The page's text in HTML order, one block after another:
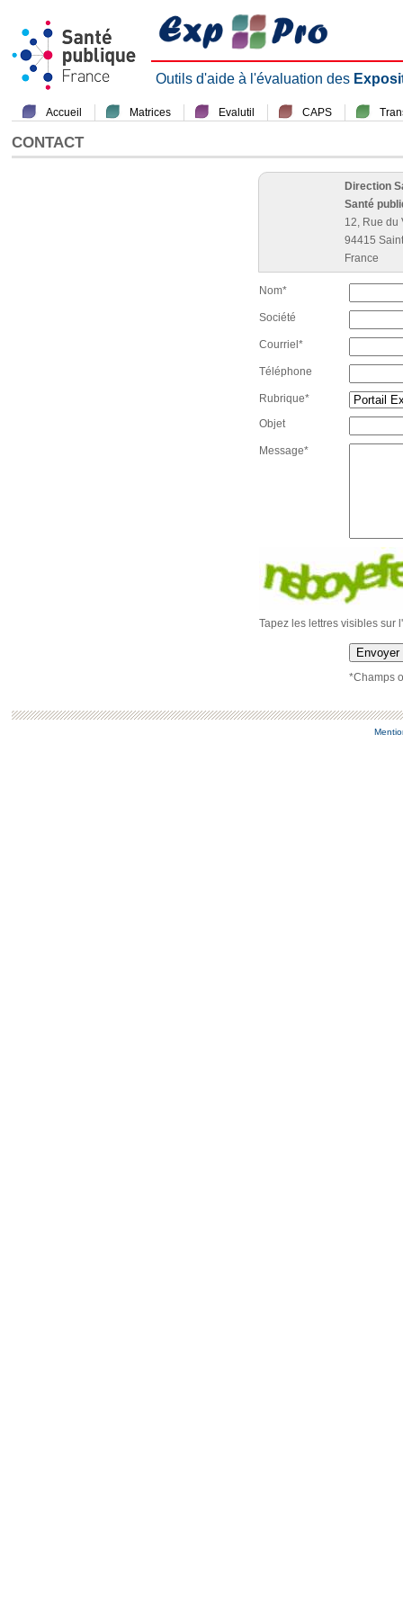
Outils d'aide à l'évaluation des
Accueil Matrices Evalutil CAPS
CONTACT
Direction
Santé
12, Rue du
94415
France
Nom*
Société
Courriel*
Téléphone
Rubrique*
Objet
Message*
Tapez les lettres visibles sur
Envoyer
*Champs